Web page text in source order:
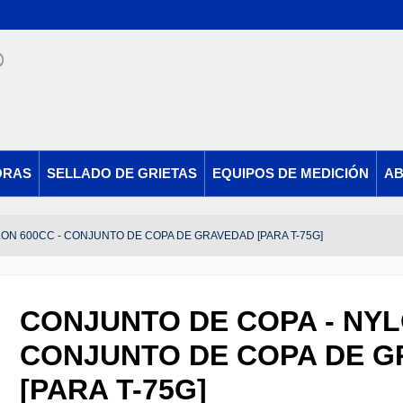
SELLADO DE GRIETAS EQUIPOS DE MEDICIÓN
600CC - CONJUNTO DE COPA DE GRAVEDAD [PARA T-75G]
CONJUNTO DE COPA -
CONJUNTO DE COPA DE
[PARA T-75G]